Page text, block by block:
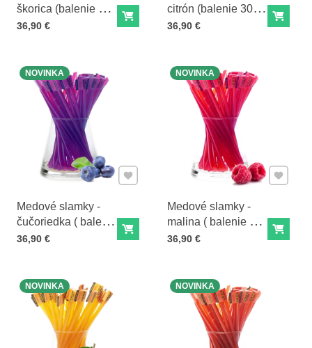
škorica (balenie 30
slamiek)
Cena s DPH
36,90 € Do košíka
citrón (balenie 30
slamiek)
Cena s DPH
36,90 € Do
Medové slamky -
čučoriedka ( balenie
30 slamiek)
Cena s DPH
36,90 € Do košíka
NOVINKA
Pridať k Obľúbeným
Medové slamky -
malina ( balenie 30
slamiek)
Cena s DPH
36,90 € Do
NOVINKA
Pridať
NOVINKA NOVINKA